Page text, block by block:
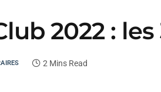
2022 :
2 Mins Read